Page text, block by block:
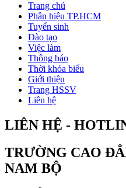
Trang chủ
Phân hiệu TP.HCM
Tuyển sinh
Đào tạo
Việc làm
Thông báo
Thời khóa biểu
Giới thiệu
Trang HSSV
Liên hệ
LIÊN HỆ -
TRƯỜNG CAO
NAM BỘ